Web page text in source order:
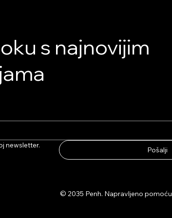
s najnovijim
newsletter.
Pošalji
© 2035 Penh. Napravljeno pomoću